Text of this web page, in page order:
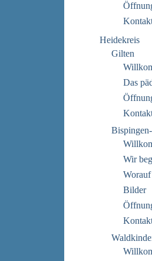
Heidekreis
Gilten
Das
Wir
Bilder